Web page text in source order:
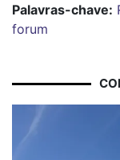
Palavras-chave:
forum